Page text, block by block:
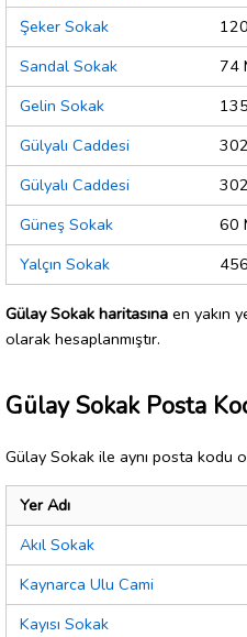
Şeker Sokak
Sandal Sokak
74
Gelin Sokak
Gülyalı Caddesi
Gülyalı Caddesi
Güneş Sokak
60
Yalçın Sokak
Gülay Sokak haritasına en yakın
olarak hesaplanmıştır.
Gülay Sokak Posta
Gülay Sokak ile aynı posta kodu
Yer Adı
Akıl Sokak
Kaynarca Ulu Cami
Kayısı Sokak